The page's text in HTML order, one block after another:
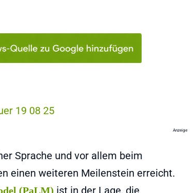
Anzeige
Sprache und vor allem beim
einen weiteren Meilenstein erreicht.
(PaLM) ist in der Lage, die